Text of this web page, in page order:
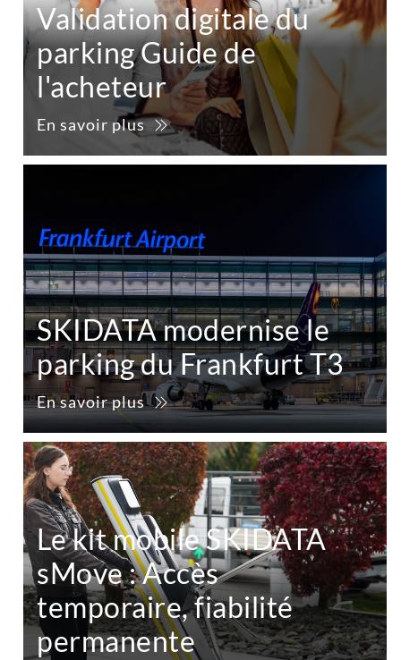
Validation digitale du
parking Guide de
l'acheteur
En savoir plus
SKIDATA modernise le
parking du Frankfurt T3
En savoir plus
Le kit mobile SKIDATA
sMove : Accès
temporaire, fiabilité
permanente